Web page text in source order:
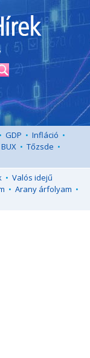
• GDP • Infláció •
BUX • Tőzsde •
• Valós idejű
• Arany árfolyam •